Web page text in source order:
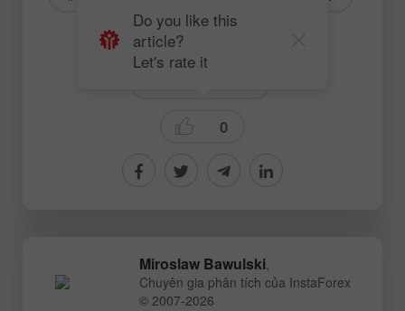
# ETHUSD
0
Do you like this
article?
Let's rate it
Miroslaw Bawulski,
Chuyên gia phân tích của InstaForex
© 2007-2026